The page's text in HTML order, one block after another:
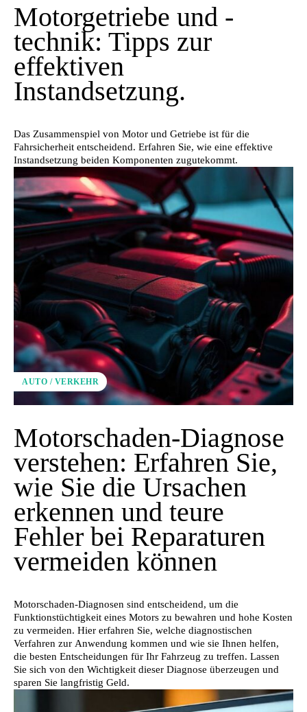
Motorgetriebe und -
technik: Tipps zur
effektiven
Instandsetzung.
Das Zusammenspiel von Motor und Getriebe ist für die
Fahrsicherheit entscheidend. Erfahren Sie, wie eine effektive
Instandsetzung beiden Komponenten zugutekommt.
AUTO / VERKEHR
Motorschaden-Diagnose
verstehen: Erfahren Sie,
wie Sie die Ursachen
erkennen und teure
Fehler bei Reparaturen
vermeiden können
Motorschaden-Diagnosen sind entscheidend, um die
Funktionstüchtigkeit eines Motors zu bewahren und hohe Kosten
zu vermeiden. Hier erfahren Sie, welche diagnostischen
Verfahren zur Anwendung kommen und wie sie Ihnen helfen,
die besten Entscheidungen für Ihr Fahrzeug zu treffen. Lassen
Sie sich von den Wichtigkeit dieser Diagnose überzeugen und
sparen Sie langfristig Geld.